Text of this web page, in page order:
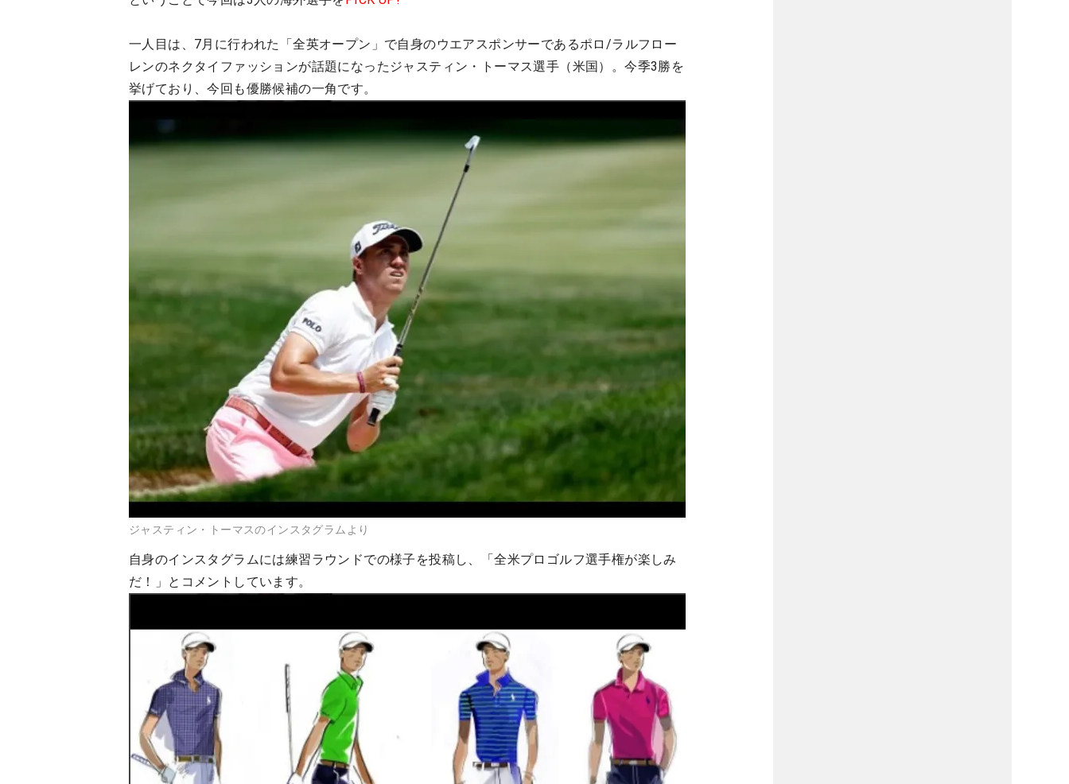
一人目は、7月に行われた「全英オープン」で自身のウエアスポンサーであるポロ/ラルフロー
レンのネクタイファッションが話題になったジャスティン・トーマス選手（米国）。今季3勝を
挙げており、今回も優勝候補の一角です。
ジャスティン・トーマスのインスタグラムより
自身のインスタグラムには練習ラウンドでの様子を投稿し、「全米プロゴルフ選手権が楽しみ
だ！」とコメントしています。